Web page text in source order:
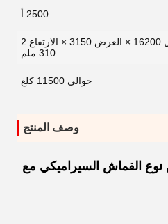
2500 أ
الطول 16200 × العرض 3150 × الارتفاع 2
310 ملم
حوالي 11500 كلغ
وصف المنتج
القماش السيراميكي مع